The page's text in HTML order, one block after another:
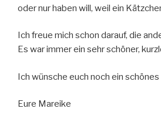
oder nur haben will, weil ein
Ich freue mich schon darauf, die
Es war immer ein sehr schöner,
Ich wünsche euch noch ein
Eure Mareike